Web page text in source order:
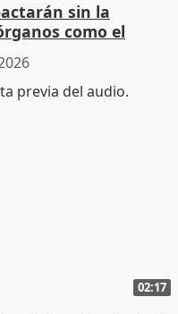
sin la
como el
02:17